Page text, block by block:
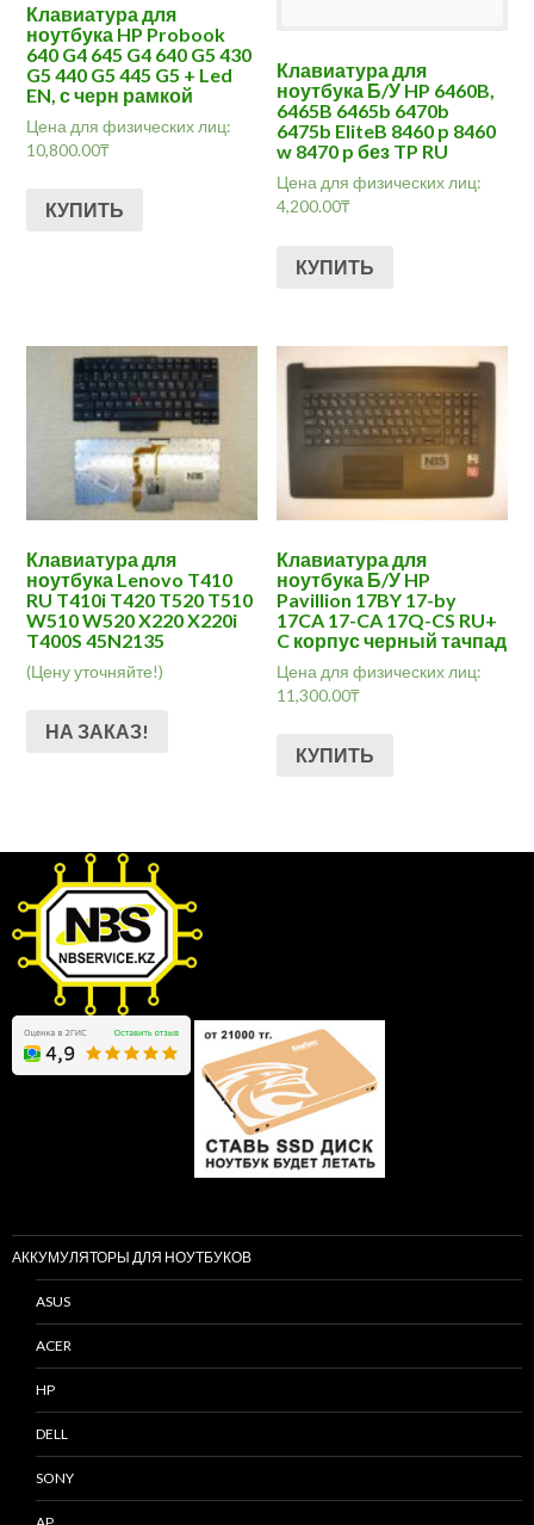
Клавиатура для
ноутбука HP Probook
640 G4 645 G4 640 G5 430
G5 440 G5 445 G5 + Led
EN, с черн рамкой
Цена для физических лиц:
10,800.00₸
КУПИТЬ
Клавиатура для
ноутбука Б/У HP 6460B,
6465B 6465b 6470b
6475b EliteB 8460 p 8460
w 8470 p без TP RU
Цена для физических лиц:
4,200.00₸
КУПИТЬ
Клавиатура для
ноутбука Lenovo T410
RU T410i T420 T520 T510
W510 W520 X220 X220i
T400S 45N2135
(Цену уточняйте!)
НА ЗАКАЗ!
Клавиатура для
ноутбука Б/У HP
Pavillion 17BY 17-by
17CA 17-CA 17Q-CS RU+
C корпус черный тачпад
Цена для физических лиц:
11,300.00₸
КУПИТЬ
АККУМУЛЯТОРЫ ДЛЯ НОУТБУКОВ
ASUS
ACER
HP
DELL
SONY